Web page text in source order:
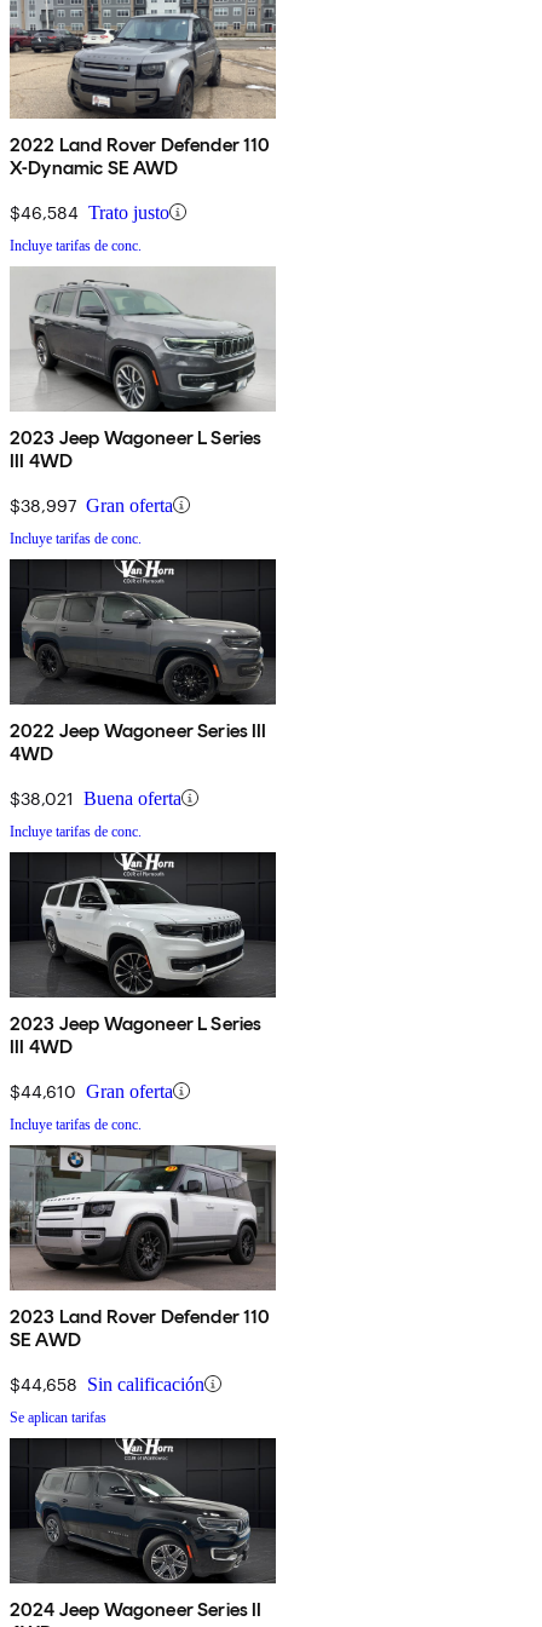
2022 Land Rover Defender 110
X-Dynamic SE AWD
$46,584 Trato justo
Incluye tarifas de conc.
2023 Jeep Wagoneer L Series
III 4WD
$38,997 Gran oferta
Incluye tarifas de conc.
2022 Jeep Wagoneer Series III
4WD
$38,021 Buena oferta
Incluye tarifas de conc.
2023 Jeep Wagoneer L Series
III 4WD
$44,610 Gran oferta
Incluye tarifas de conc.
2023 Land Rover Defender 110
SE AWD
$44,658 Sin calificación
Se aplican tarifas
2024 Jeep Wagoneer Series II